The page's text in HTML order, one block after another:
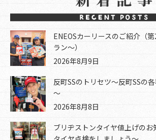
ENEOSカーリースのご紹介（
ラン～）
2026年8月9日
反町SSのトリセツ～反町SSの
～
2026年8月8日
ブリヂストンタイヤ値上げのお